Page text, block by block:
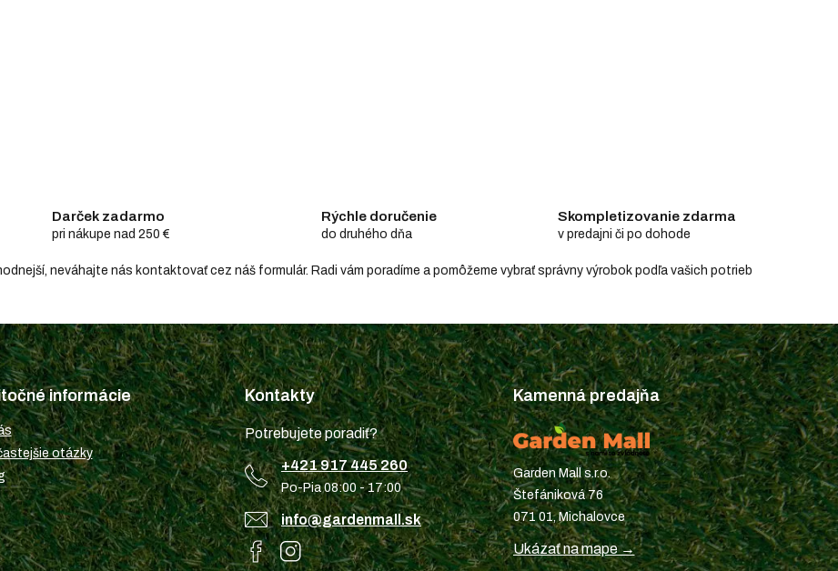
Darček zadarmo
pri nákupe nad 250 €
Rýchle doručenie
do druhého dňa
Skompletizovanie zdarma
v predajni či po dohode
neváhajte nás kontaktovať cez náš formulár. Radi vám poradíme a pomôžeme vybrať správny výrobok podľa vašich potrieb
informácie
otázky
Kontakty
Potrebujete poradiť?
+421 917 445 260
Po-Pia 08:00 - 17:00
info@gardenmall.sk
Kamenná predajňa
Garden Mall s.r.o.
Štefániková 76
071 01, Michalovce
Ukázať na mape →